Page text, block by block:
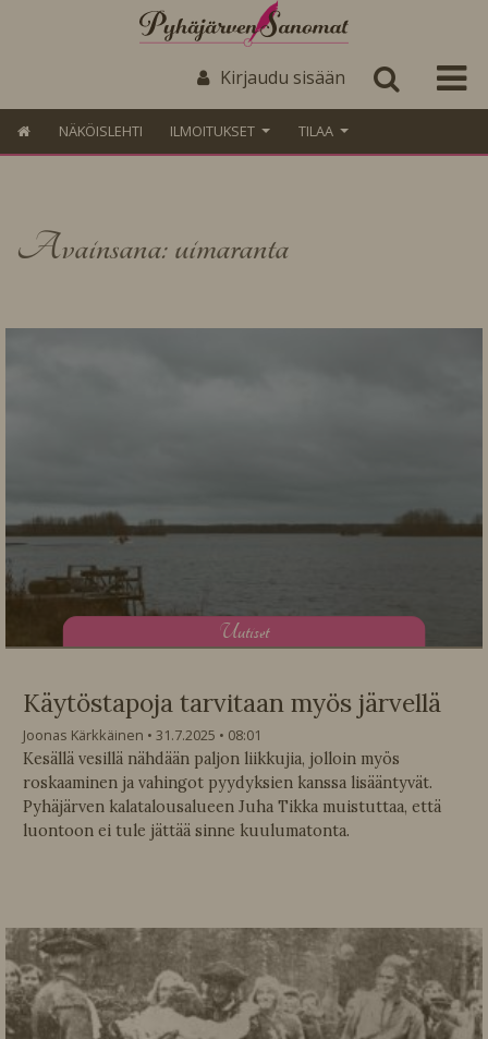
Kirjaudu sisään
NÄKÖISLEHTI ILMOITUKSET TILAA
Avainsana: uimaranta
Uutiset
Käytöstapoja tarvitaan myös järvellä
Joonas Kärkkäinen 31.7.2025
08:01
Kesällä vesillä nähdään paljon liikkujia, jolloin myös
roskaaminen ja vahingot pyydyksien kanssa lisääntyvät.
Pyhäjärven kalatalousalueen Juha Tikka muistuttaa, että
luontoon ei tule jättää sinne kuulumatonta.